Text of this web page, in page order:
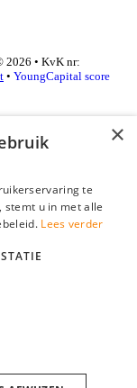
2026 • KvK nr:
• YoungCapital score
×
te
stemt u in met alle
Lees verder